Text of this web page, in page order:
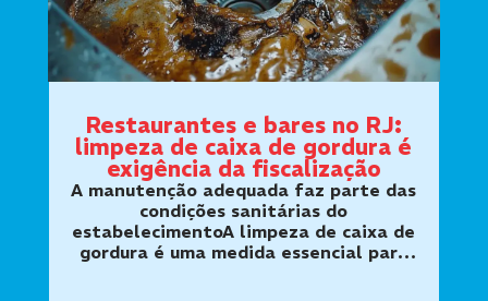
Restaurantes e bares no RJ:
limpeza de caixa de gordura é
exigência da fiscalização
A manutenção adequada faz parte das
condições sanitárias do
estabelecimentoA limpeza de caixa de
gordura é uma medida essencial para